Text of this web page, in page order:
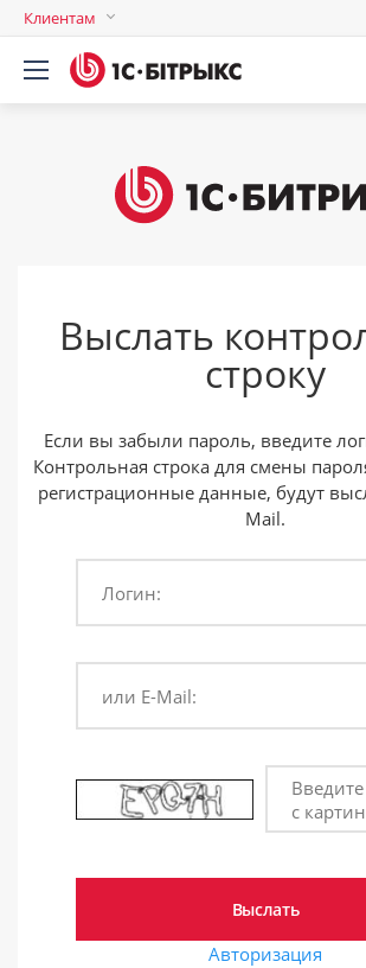
Клиентам
Авторизация
Логин
Запомнить
компьютере
Забыли свой пароль?
или войдите с
Выслать
строку
Если вы забыли пароль, введите
Контрольная строка для смены
регистрационные данные, будут
Mail.
Логин:
или E-Mail:
с
Авторизация